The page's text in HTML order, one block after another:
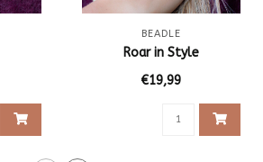
BEADLE
Roar in Style
€19,99